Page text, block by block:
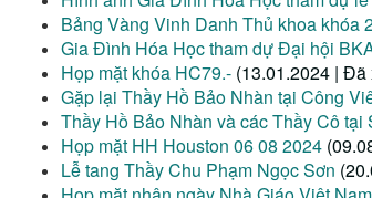
Bảng Vàng Vinh Danh Thủ khoa khóa
Gia Đình Hóa Học tham dự Đại hội
Họp mặt khóa HC79.- (13.01.2024 | Đã
Gặp lại Thầy Hồ Bảo Nhàn tại Công
Thầy Hồ Bảo Nhàn và các Thầy Cô tại
Họp mặt HH Houston 06 08 2024
Lễ tang Thầy Chu Phạm Ngọc Sơn